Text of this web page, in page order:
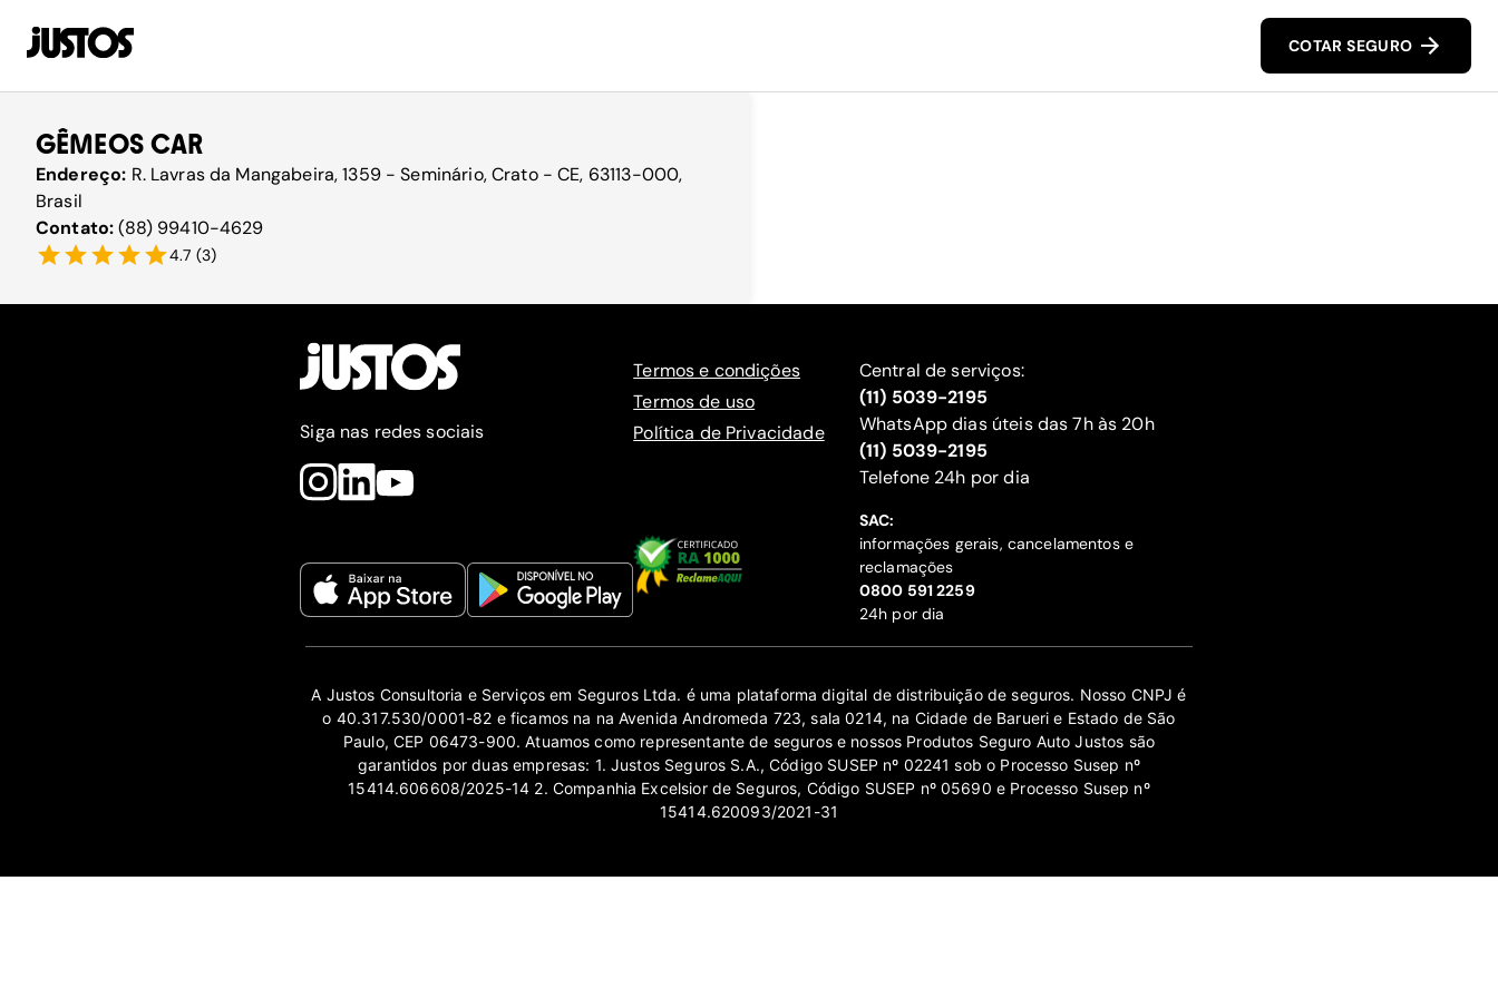
COTAR SEGURO
GÊMEOS CAR
Endereço: R. Lavras da Mangabeira, 1359 - Seminário, Crato - CE, 63113-000,
Brasil
Contato:(88) 99410-4629
4.7 (3)
Siga nas redes sociais
Termos e condições
Termos de uso
Política de Privacidade
Central de serviços:
(11) 5039-2195
WhatsApp dias úteis das 7h às 20h
(11) 5039-2195
‍Telefone 24h por dia
SAC:
informações gerais, cancelamentos e
reclamações
‍0800 591 2259
24h por dia
A Justos Consultoria e Serviços em Seguros Ltda. é uma plataforma digital de distribuição de seguros. Nosso CNPJ é
o 40.317.530/0001-82 e ficamos na na Avenida Andromeda 723, sala 0214, na Cidade de Barueri e Estado de São
Paulo, CEP 06473-900. Atuamos como representante de seguros e nossos Produtos Seguro Auto Justos são
garantidos por duas empresas: 1. Justos Seguros S.A., Código SUSEP nº 02241 sob o Processo Susep nº
15414.606608/2025-14 2. Companhia Excelsior de Seguros, Código SUSEP nº 05690 e Processo Susep nº
15414.620093/2021-31